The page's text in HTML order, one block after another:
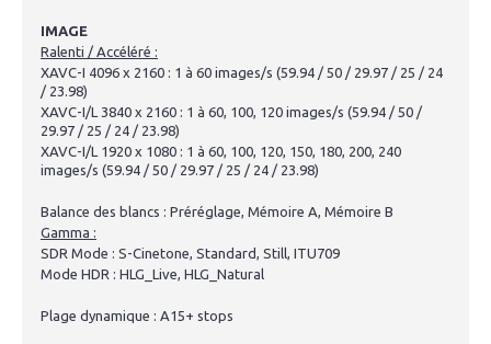
IMAGE
Ralenti / Accéléré :
XAVC-I 4096 x 2160 : 1 à 60 images/s (59.94 / 50 / 29.97 / 25 / 24
/ 23.98)
XAVC-I/L 3840 x 2160 : 1 à 60, 100, 120 images/s (59.94 / 50 /
29.97 / 25 / 24 / 23.98)
XAVC-I/L 1920 x 1080 : 1 à 60, 100, 120, 150, 180, 200, 240
images/s (59.94 / 50 / 29.97 / 25 / 24 / 23.98)
Balance des blancs : Préréglage, Mémoire A, Mémoire B
Gamma :
SDR Mode : S-Cinetone, Standard, Still, ITU709
Mode HDR : HLG_Live, HLG_Natural
Plage dynamique : A15+ stops